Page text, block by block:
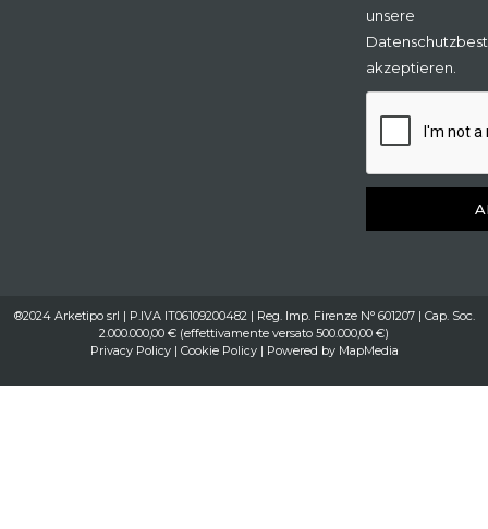
unsere
akzeptieren.
®2024 Arketipo srl | P.IVA IT06109200482 | Reg. Imp. Firenze N° 601207 | Cap. Soc.
2.000.000,00 € (effettivamente versato 500.000,00 €)
Privacy Policy| Cookie Policy| Powered by MapMedia